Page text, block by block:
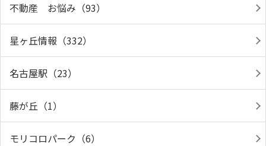
不動産 お悩み（93）
星ヶ丘情報（332）
名古屋駅（23）
藤が丘（1）
モリコロパーク（6）